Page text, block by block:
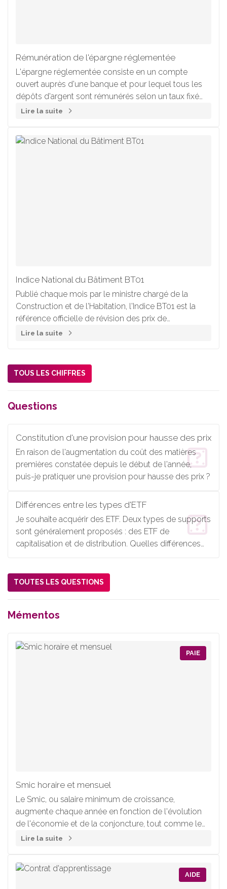
Rémunération de l'épargne réglementée
L'épargne réglementée consiste en un compte
ouvert auprès d'une banque et pour lequel tous les
dépôts d'argent sont rémunérés selon un taux fixé
par l'État (le terme de livret réglementé est utilisé
Lire la suite
Indice National du Bâtiment BT01
Publié chaque mois par le ministre chargé de la
Construction et de l'Habitation, l'Indice BT01 est la
référence officielle de révision des prix de
construction qui mesure l'évolution du coût des
Lire la suite
TOUS LES CHIFFRES
Questions
Constitution d'une provision pour hausse des prix
En raison de l'augmentation du coût des matières
premières constatée depuis le début de l'année,
puis-je pratiquer une provision pour hausse des prix ?
Différences entre les types d'ETF
Je souhaite acquérir des ETF. Deux types de supports
sont généralement proposés : des ETF de
capitalisation et de distribution. Quelles différences
TOUTES LES QUESTIONS
Mémentos
Smic horaire et mensuel
Le Smic, ou salaire minimum de croissance,
augmente chaque année en fonction de l'évolution
de l'économie et de la conjoncture, tout comme le
minimum garanti, qui sert notamment de référence à
salariés.
Lire la suite